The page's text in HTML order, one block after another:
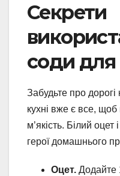
Секрети
соди для
Забудьте про
кухні вже є все,
м’якість. Білий
герої домашнього
Оцет. Додайте